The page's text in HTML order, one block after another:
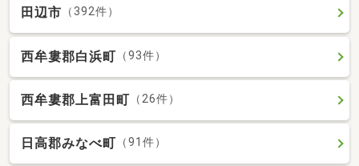
田辺市 （392件）
西牟婁郡白浜町 （93件）
西牟婁郡上富田町 （26件）
日高郡みなべ町 （91件）